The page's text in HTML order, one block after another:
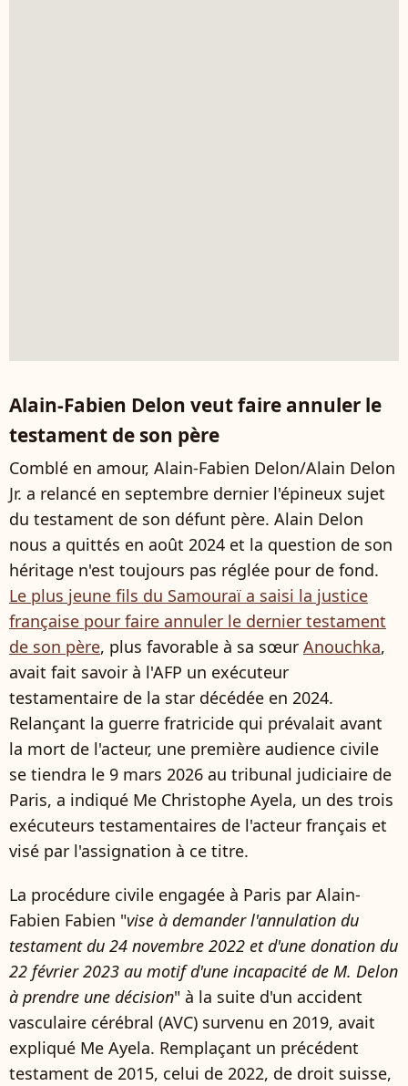
Alain-Fabien Delon veut faire annuler le
testament de son père
Comblé en amour, Alain-Fabien Delon/Alain Delon
Jr. a relancé en septembre dernier l'épineux sujet
du testament de son défunt père. Alain Delon
nous a quittés en août 2024 et la question de son
héritage n'est toujours pas réglée pour de fond.
Le plus jeune fils du Samouraï a saisi la justice
française pour faire annuler le dernier testament
de son père, plus favorable à sa sœur Anouchka,
avait fait savoir à l'AFP un exécuteur
testamentaire de la star décédée en 2024.
Relançant la guerre fratricide qui prévalait avant
la mort de l'acteur, une première audience civile
se tiendra le 9 mars 2026 au tribunal judiciaire de
Paris, a indiqué Me Christophe Ayela, un des trois
exécuteurs testamentaires de l'acteur français et
visé par l'assignation à ce titre.
La procédure civile engagée à Paris par Alain-
Fabien Fabien "vise à demander l'annulation du
testament du 24 novembre 2022 et d'une donation du
22 février 2023 au motif d'une incapacité de M. Delon
à prendre une décision" à la suite d'un accident
vasculaire cérébral (AVC) survenu en 2019, avait
expliqué Me Ayela. Remplaçant un précédent
testament de 2015, celui de 2022, de droit suisse,